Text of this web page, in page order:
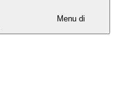
Menu di